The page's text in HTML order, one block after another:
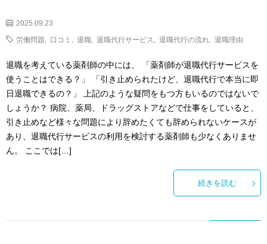
2025.09.23
労働問題 口コミ 退職 退職代行サービス 退職代行の流れ 退職理由
退職を考えている薬剤師の中には、 「薬剤師が退職代行サービスを
使うことはできる？」 「引き止められたけど、退職代行で本当に即
日退職できるの？」 上記のような疑問をもつ方もいるのではないで
しょうか？ 病院、薬局、ドラッグストアなどで仕事をしていると、
引き止めなど様々な問題により辞めたくても辞められないケースが
あり、退職代行サービスの利用を検討する薬剤師も少なくありませ
ん。 ここでは[…]
続きを読む